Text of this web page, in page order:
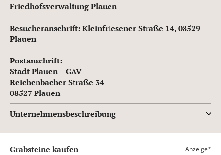
Friedhofsverwaltung Plauen
Besucheranschrift: Kleinfriesener Straße 14, 08529
Plauen
Postanschrift:
Stadt Plauen – GAV
Reichenbacher Straße 34
08527 Plauen
Unternehmensbeschreibung
Grabsteine kaufen Anzeige*